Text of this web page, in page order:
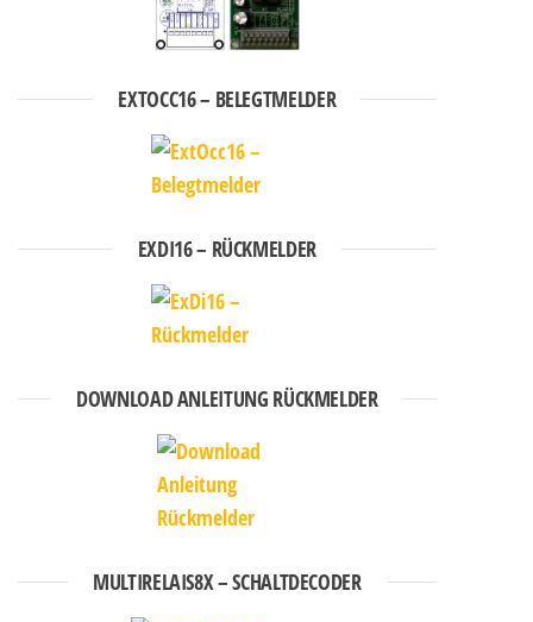
EXTOCC16 – BELEGTMELDER
EXDI16 – RÜCKMELDER
DOWNLOAD ANLEITUNG RÜCKMELDER
MULTIRELAIS8X – SCHALTDECODER